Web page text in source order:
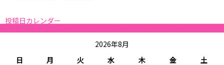
投稿日カレンダー
2026年8月
日
月 火 水 木 金 土